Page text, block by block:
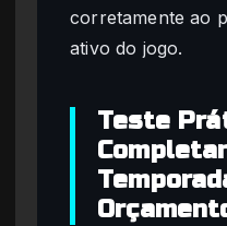
corretamente ao
ativo do jogo.
Teste